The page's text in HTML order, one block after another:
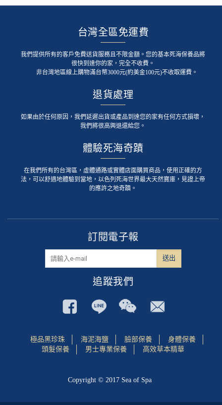
台灣全區免運費
我們提供所有的客戶免費送貨服務且不限金額。您的基本死海保養品將
很快到達你的家，完全不收費。
非台灣地區線上購物滿台幣3000元(約美金100元)不收取運費。
退貨處理
如果由於任何原因，我們延遲出貨或產品到達您的家有任何方式損壞，
我們將很高興退還給您。
體驗死海奇蹟
在我們所有的台灣區，虛體通路或實體店面購買商品，使用正確的方
法，可以舒適地體驗到當地，以色列死海世界最大天然寶庫，見證上帝
的應許之地奇蹟。
訂閱電子報
追蹤我們
極品黑珍珠 海泥海鹽 臉部保養
身體保養
頭髮保養
男士專業保養 高效草本精華
Copyright © 2017 Sea of Spa